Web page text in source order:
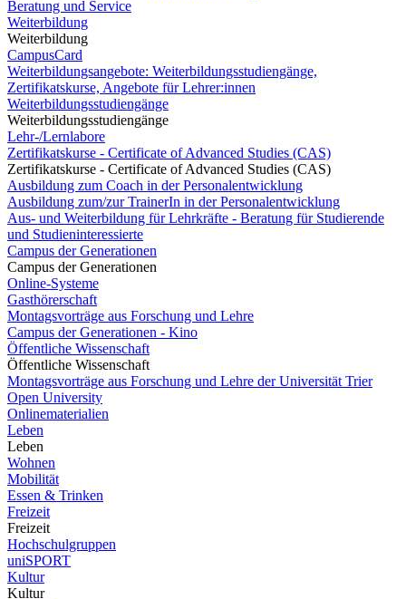
Beratung und Service
Weiterbildung
Weiterbildung
CampusCard
Weiterbildungsangebote: Weiterbildungsstudiengänge,
Zertifikatskurse, Angebote für Lehrer:innen
Weiterbildungsstudiengänge
Weiterbildungsstudiengänge
Lehr-/Lernlabore
Zertifikatskurse - Certificate of Advanced Studies (CAS)
Zertifikatskurse - Certificate of Advanced Studies (CAS)
Ausbildung zum Coach in der Personalentwicklung
Ausbildung zum/zur TrainerIn in der Personalentwicklung
Aus- und Weiterbildung für Lehrkräfte - Beratung für Studierende
und Studieninteressierte
Campus der Generationen
Campus der Generationen
Online-Systeme
Gasthörerschaft
Montagsvorträge aus Forschung und Lehre
Campus der Generationen - Kino
Öffentliche Wissenschaft
Öffentliche Wissenschaft
Montagsvorträge aus Forschung und Lehre der Universität Trier
Open University
Onlinematerialien
Leben
Leben
Wohnen
Mobilität
Essen & Trinken
Freizeit
Freizeit
Hochschulgruppen
uniSPORT
Kultur
Kultur